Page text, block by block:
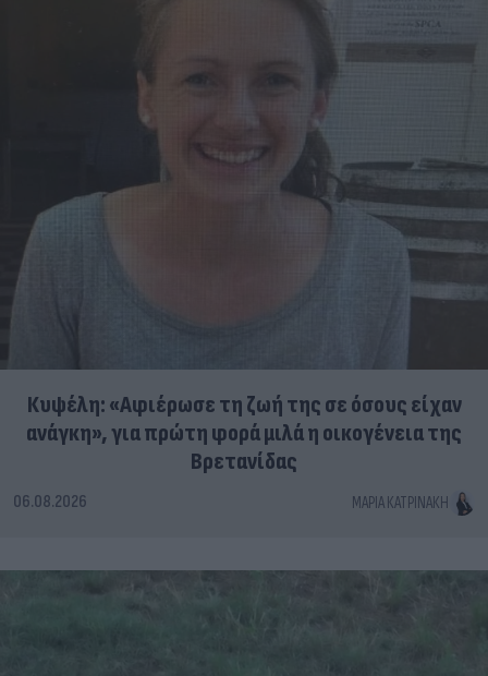
Κυψέλη: «Αφιέρωσε τη ζωή της σε όσους είχαν
ανάγκη», για πρώτη φορά μιλά η οικογένεια της
Βρετανίδας
06.08.2026 ΜΑΡΊΑ ΚΑΤΡΙΝΆΚΗ